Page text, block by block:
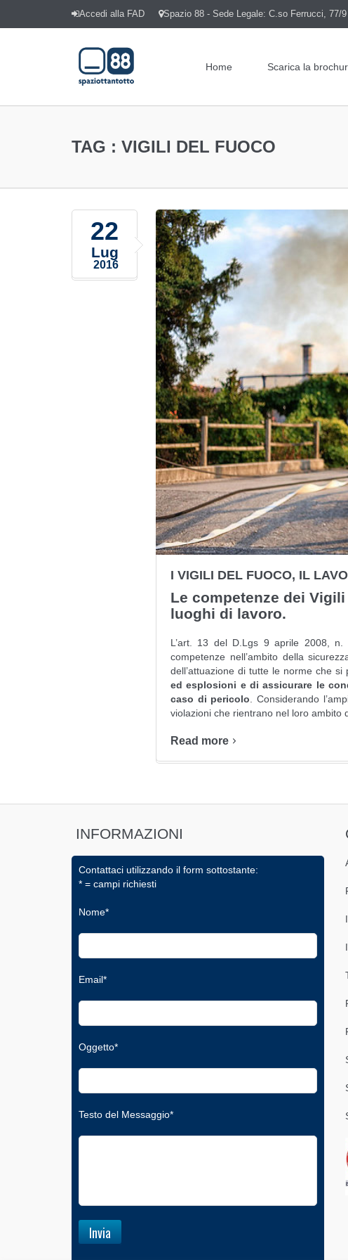
Accedi alla FAD Spazio 88 - Sede Legale: C.so Ferrucci, 77/
Home Scarica la
TAG : VIGILI DEL FUOCO
22
Lug
2016
I VIGILI DEL FUOCO, IL
Le competenze dei
luoghi di lavoro.
L’art. 13 del D.Lgs 9 aprile 2008,
competenze nell’ambito della
dell’attuazione di tutte le norme che si
ed esplosioni e di assicurare le
caso di pericolo . Considerando
violazioni che rientrano nel loro ambito
Read more
INFORMAZIONI
Contattaci utilizzando il form sottostante:
* = campi richiesti
Nome*
Email*
Oggetto*
Testo del Messaggio*